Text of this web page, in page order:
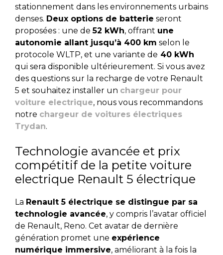
stationnement dans les environnements urbains
denses. Deux options de batterie seront
proposées : une de52 kWh, offrant une
autonomie allant jusqu’à 400 km selon le
protocole WLTP, et une variante de 40 kWh
qui sera disponible ultérieurement. Si vous avez
des questions sur la recharge de votre Renault
5 et souhaitez installer un chargeur pour
voiture electrique, nous vous recommandons
notre chargeur de voitures électriques
Trydan.
Technologie avancée et prix
compétitif de la petite voiture
electrique Renault 5 électrique
La Renault 5 électrique se distingue par sa
technologie avancée, y compris l’avatar officiel
de Renault, Reno. Cet avatar de dernière
génération promet une expérience
numérique immersive, améliorant à la fois la